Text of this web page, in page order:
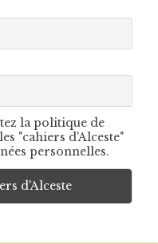
la politique de
"cahiers d'Alceste"
personnelles.